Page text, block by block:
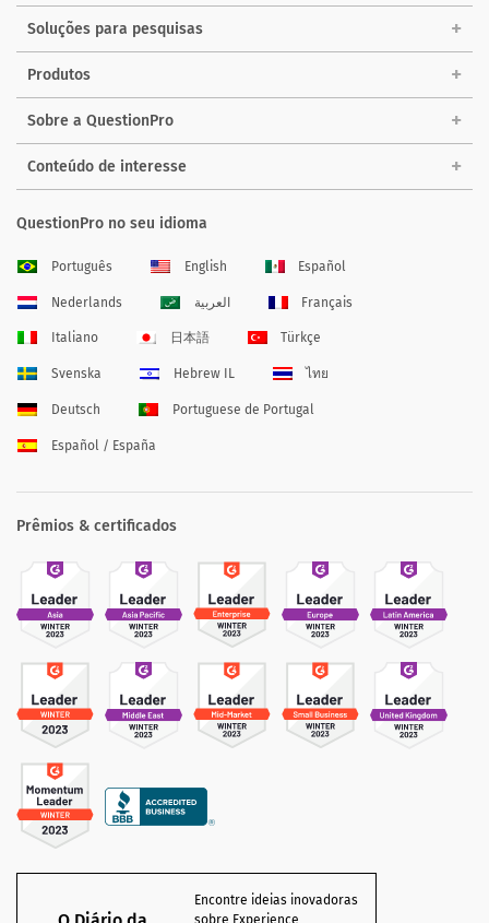
Soluções para pesquisas
Produtos
Sobre a QuestionPro
Conteúdo de interesse
QuestionPro no seu idioma
Português English Español
Nederlands العربية Français
Italiano 日本語 Türkçe
Svenska Hebrew IL ไทย
Deutsch Portuguese de Portugal
Español / España
Prêmios & certificados
Encontre ideias inovadoras